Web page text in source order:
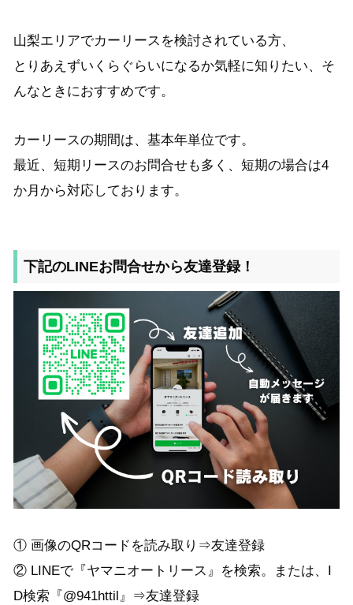
山梨エリアでカーリースを検討されている方、
とりあえずいくらぐらいになるか気軽に知りたい、そ
んなときにおすすめです。
カーリースの期間は、基本年単位です。
最近、短期リースのお問合せも多く、短期の場合は4
か月から対応しております。
下記のLINEお問合せから友達登録！
① 画像のQRコードを読み取り⇒友達登録
② LINEで『ヤマニオートリース』を検索。または、I
D検索『@941httil』⇒友達登録